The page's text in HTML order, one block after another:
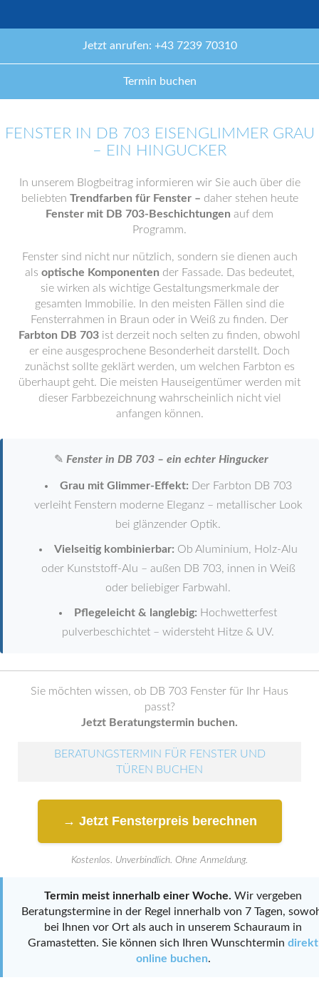
Jetzt anrufen: +43 7239 70310
Termin buchen
FENSTER IN DB 703 EISENGLIMMER GRAU
– EIN HINGUCKER
In unserem Blogbeitrag informieren wir Sie auch über die
beliebten Trendfarben für Fenster – daher stehen heute
Fenster mit DB 703-Beschichtungen auf dem
Programm.
Fenster sind nicht nur nützlich, sondern sie dienen auch
als optische Komponenten der Fassade. Das bedeutet,
sie wirken als wichtige Gestaltungsmerkmale der
gesamten Immobilie. In den meisten Fällen sind die
Fensterrahmen in Braun oder in Weiß zu finden. Der
Farbton DB 703 ist derzeit noch selten zu finden, obwohl
er eine ausgesprochene Besonderheit darstellt. Doch
zunächst sollte geklärt werden, um welchen Farbton es
überhaupt geht. Die meisten Hauseigentümer werden mit
dieser Farbbezeichnung wahrscheinlich nicht viel
anfangen können.
✎ Fenster in DB 703 – ein echter Hingucker
Grau mit Glimmer-Effekt: Der Farbton DB 703
verleiht Fenstern moderne Eleganz – metallischer Look
bei glänzender Optik.
Vielseitig kombinierbar: Ob Aluminium, Holz-Alu
oder Kunststoff-Alu – außen DB 703, innen in Weiß
oder beliebiger Farbwahl.
Pflegeleicht & langlebig: Hochwetterfest
pulverbeschichtet – widersteht Hitze & UV.
Sie möchten wissen, ob DB 703 Fenster für Ihr Haus
passt?
Jetzt Beratungstermin buchen.
BERATUNGSTERMIN FÜR FENSTER UND
TÜREN BUCHEN
→ Jetzt Fensterpreis berechnen
Kostenlos. Unverbindlich. Ohne Anmeldung.
Termin meist innerhalb einer Woche. Wir vergeben
Beratungstermine in der Regel innerhalb von 7 Tagen,
bei Ihnen vor Ort als auch in unserem Schauraum in
Gramastetten. Sie können sich Ihren Wunschtermin direkt
online buchen.